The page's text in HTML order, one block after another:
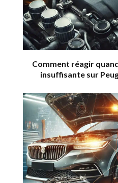
Comment réagir
insuffisante sur